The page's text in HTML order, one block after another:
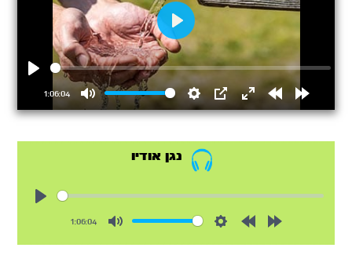
Play
1:06:04
Mute Settings
PIP
EnterRewindForward
Play
נגן אודיו
1:06:04